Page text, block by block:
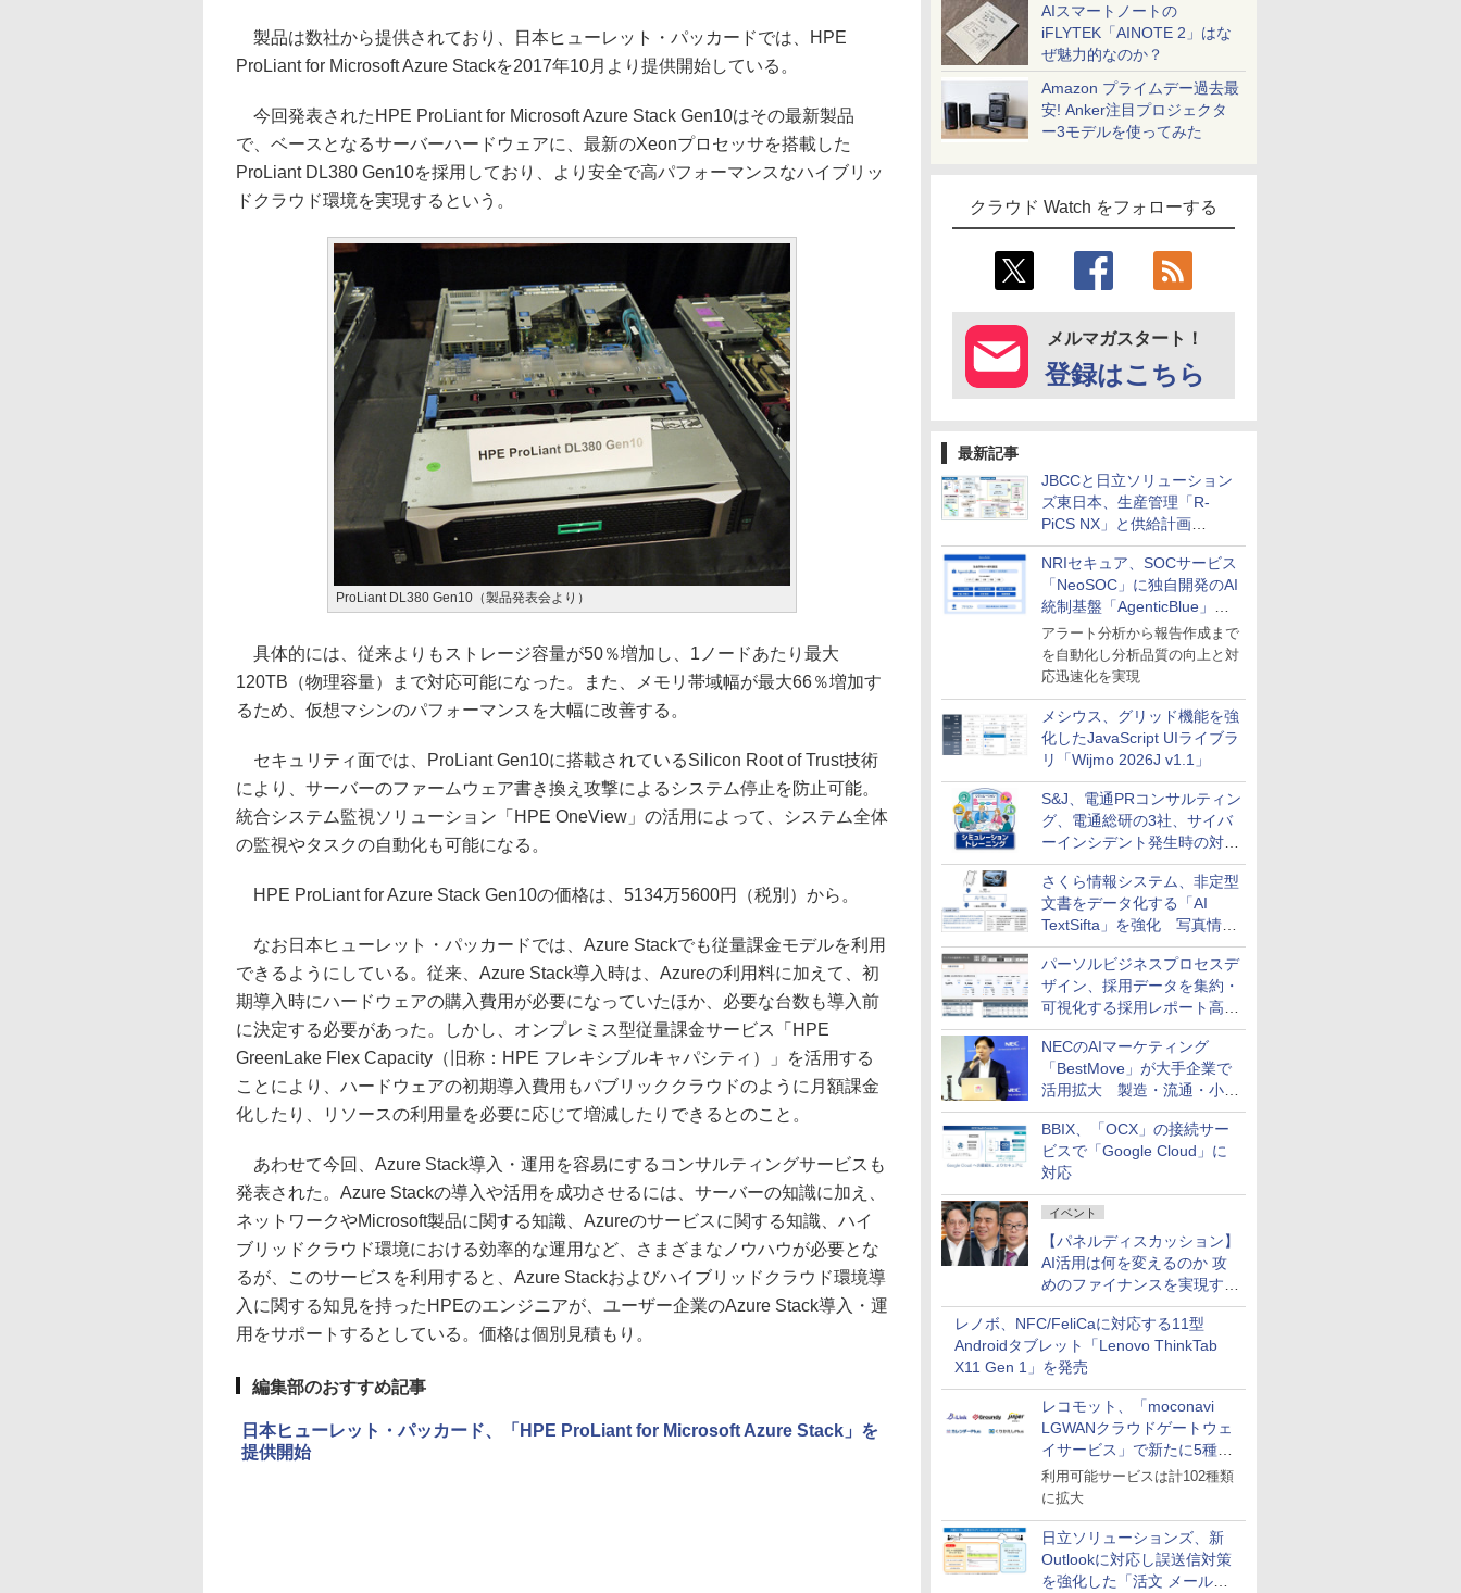
AIスマートノートの
iFLYTEK「AINOTE 2」はな
ぜ魅力的なのか？
Amazon プライムデー過去最
安! Anker注目プロジェクタ
ー3モデルを使ってみた
クラウド Watch をフォローする
メルマガスタート！
登録はこちら
最新記事
JBCCと日立ソリューション
ズ東日本、生産管理「R-
PiCS NX」と供給計画
「scSQUARE ISP」の連携サ
ービスを提供開始
NRIセキュア、SOCサービス
「NeoSOC」に独自開発のAI
統制基盤「AgenticBlue」を
導入
アラート分析から報告作成まで
を自動化し分析品質の向上と対
応迅速化を実現
メシウス、グリッド機能を強
化したJavaScript UIライブラ
リ「Wijmo 2026J v1.1」
S&J、電通PRコンサルティン
グ、電通総研の3社、サイバ
ーインシデント発生時の対応
と危機管理広報を一体的に訓
練するプログラムを提供
さくら情報システム、非定型
文書をデータ化する「AI
TextSifta」を強化 写真情報
のデータ化などに対応
パーソルビジネスプロセスデ
ザイン、採用データを集約・
可視化する採用レポート高速
化サービスを提供
NECのAIマーケティング
「BestMove」が大手企業で
活用拡大 製造・流通・小売
企業・広告代理店などが実装
フェーズへ
BBIX、「OCX」の接続サー
ビスで「Google Cloud」に
対応
イベント
【パネルディスカッション】
AI活用は何を変えるのか 攻
めのファイナンスを実現する
業務設計とマインドセット変
革
レノボ、NFC/FeliCaに対応する11型
Androidタブレット「Lenovo ThinkTab
X11 Gen 1」を発売
レコモット、「moconavi
LGWANクラウドゲートウェ
イサービス」で新たに5種類
のサービスと連携開始
利用可能サービスは計102種類
に拡大
日立ソリューションズ、新
Outlookに対応し誤送信対策
を強化した「活文 メール誤
製品は数社から提供されており、日本ヒューレット・パッカードでは、HPE
ProLiant for Microsoft Azure Stackを2017年10月より提供開始している。
今回発表されたHPE ProLiant for Microsoft Azure Stack Gen10はその最新製品
で、ベースとなるサーバーハードウェアに、最新のXeonプロセッサを搭載した
ProLiant DL380 Gen10を採用しており、より安全で高パフォーマンスなハイブリッ
ドクラウド環境を実現するという。
ProLiant DL380 Gen10（製品発表会より）
具体的には、従来よりもストレージ容量が50％増加し、1ノードあたり最大
120TB（物理容量）まで対応可能になった。また、メモリ帯域幅が最大66％増加す
るため、仮想マシンのパフォーマンスを大幅に改善する。
セキュリティ面では、ProLiant Gen10に搭載されているSilicon Root of Trust技術
により、サーバーのファームウェア書き換え攻撃によるシステム停止を防止可能。
統合システム監視ソリューション「HPE OneView」の活用によって、システム全体
の監視やタスクの自動化も可能になる。
HPE ProLiant for Azure Stack Gen10の価格は、5134万5600円（税別）から。
なお日本ヒューレット・パッカードでは、Azure Stackでも従量課金モデルを利用
できるようにしている。従来、Azure Stack導入時は、Azureの利用料に加えて、初
期導入時にハードウェアの購入費用が必要になっていたほか、必要な台数も導入前
に決定する必要があった。しかし、オンプレミス型従量課金サービス「HPE
GreenLake Flex Capacity（旧称：HPE フレキシブルキャパシティ）」を活用する
ことにより、ハードウェアの初期導入費用もパブリッククラウドのように月額課金
化したり、リソースの利用量を必要に応じて増減したりできるとのこと。
あわせて今回、Azure Stack導入・運用を容易にするコンサルティングサービスも
発表された。Azure Stackの導入や活用を成功させるには、サーバーの知識に加え、
ネットワークやMicrosoft製品に関する知識、Azureのサービスに関する知識、ハイ
ブリッドクラウド環境における効率的な運用など、さまざまなノウハウが必要とな
るが、このサービスを利用すると、Azure Stackおよびハイブリッドクラウド環境導
入に関する知見を持ったHPEのエンジニアが、ユーザー企業のAzure Stack導入・運
用をサポートするとしている。価格は個別見積もり。
編集部のおすすめ記事
日本ヒューレット・パッカード、「HPE ProLiant for Microsoft Azure Stack」を
提供開始